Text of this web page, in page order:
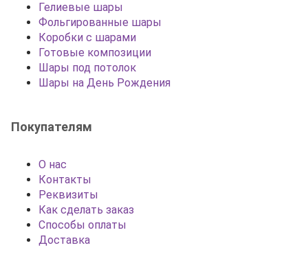
Гелиевые шары
Фольгированные шары
Коробки с шарами
Готовые композиции
Шары под потолок
Шары на День Рождения
Покупателям
О нас
Контакты
Реквизиты
Как сделать заказ
Способы оплаты
Доставка